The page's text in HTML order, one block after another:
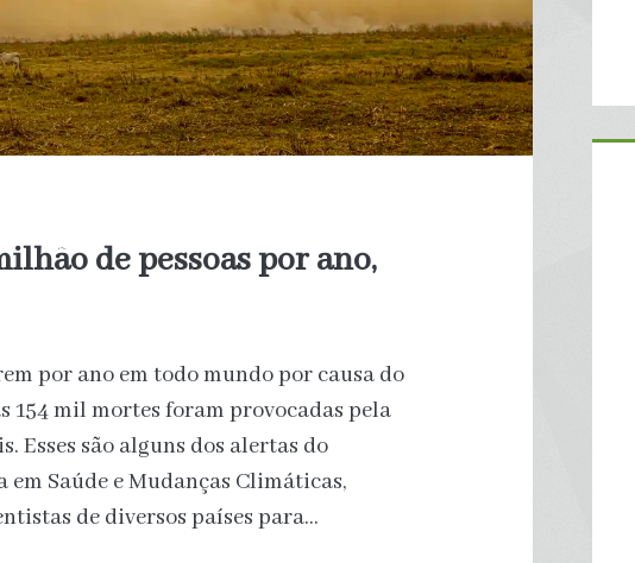
de pessoas por ano,
por ano em todo mundo por causa do
154 mil mortes foram provocadas pela
Esses são alguns dos alertas do
Saúde e Mudanças Climáticas,
de diversos países para…